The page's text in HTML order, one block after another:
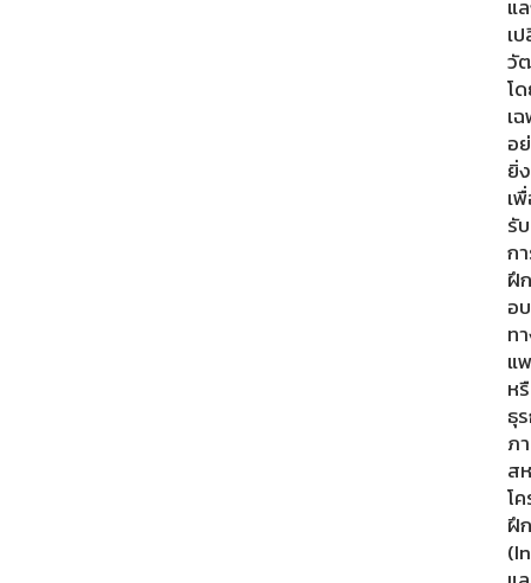
แ
เ
วั
โ
เ
อ
ยิ่ง
เ
รับ
ก
ฝึก
อ
ท
แ
ห
ธุ
ภ
ส
โ
ฝึ